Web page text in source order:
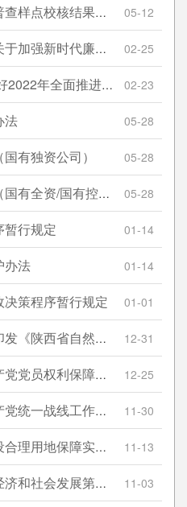
陕西省第三次全国土壤普查样点校核结果已全部通过专家审核 05-12
中共中央办公厅印发《关于加强新时代廉洁文化建设的意见》 02-25
中共中央 国务院关于做好2022年全面推进乡村振兴重点工作的意见 02-23
法 05-28
有独资公司） 05-28
省属企业公司章程指引（国有全资/国有控股公司） 05-28
暂行规定 01-14
办法 01-14
策程序暂行规定 01-01
陕西省自然资源厅关于印发《陕西省自然资源重大行政决策程序暂行规定》的通知 12-31
中共中央印发《中国共产党党员权利保障条例》 12-25
中共中央印发《中国共产党统一战线工作条例》 11-30
陕西省农村村民住宅建设合理用地保障实施细则 11-13
中共中央关于制定国民经济和社会发展第十四个五年规划和二〇三五年远景目标的建议 11-03